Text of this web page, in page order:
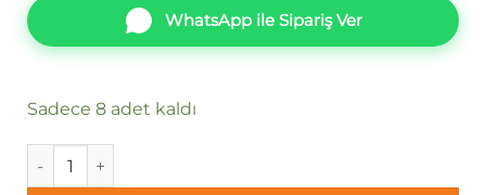
WhatsApp ile Sipariş Ver
Sadece 8 adet kaldı
Papro Hit Vol3 11616-3 Duvar Kağıdı 16m² adet